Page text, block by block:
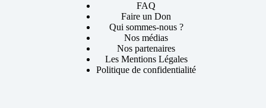
FAQ
Faire un Don
Qui sommes-nous ?
Nos médias
Nos partenaires
Les Mentions Légales
Politique de confidentialité